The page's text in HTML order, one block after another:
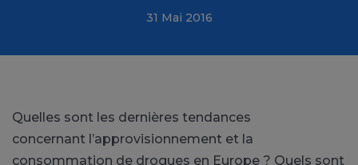
31 Mai 2016
Quelles sont les dernières tendances
concernant l’approvisionnement et la
consommation de drogues en Europe ? Quels sont